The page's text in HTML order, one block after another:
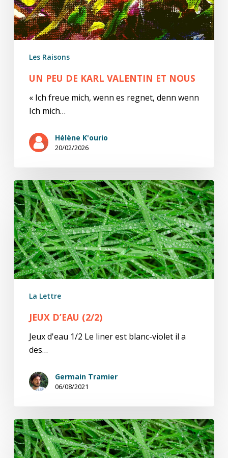
Les Raisons
UN PEU DE KARL VALENTIN ET NOUS
« Ich freue mich, wenn es regnet, denn wenn
Ich mich…
Hélène K'ourio
20/02/2026
Jeux
d’eau
(2/2)
La Lettre
JEUX D’EAU (2/2)
Jeux d'eau 1/2 Le liner est blanc-violet il a
des…
Germain Tramier
06/08/2021
Jeux
d’eau
(1/2)